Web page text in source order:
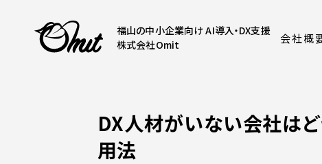
福山の中小企業向け AI導入・DX支援
株式会社Omit
会社概
DX人材がいない会社は
用法